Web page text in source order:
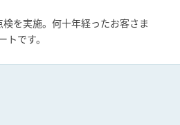
を実施。何十年経ったお客さま
です。